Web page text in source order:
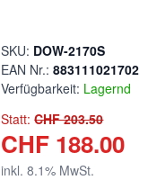
SKU: DOW-2170S
EAN Nr.: 883111021702
Verfügbarkeit: Lagernd
Statt: CHF 203.50
CHF 188.00
inkl.8.1% MwSt.